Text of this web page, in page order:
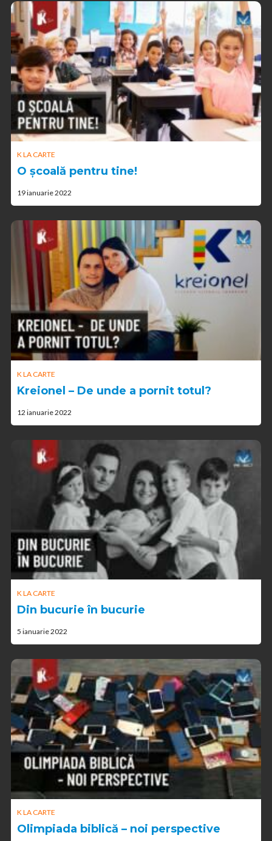
K LA CARTE
O școală pentru tine!
19 ianuarie 2022
K LA CARTE
Kreionel – De unde a pornit totul?
12 ianuarie 2022
K LA CARTE
Din bucurie în bucurie
5 ianuarie 2022
K LA CARTE
Olimpiada biblică – noi perspective